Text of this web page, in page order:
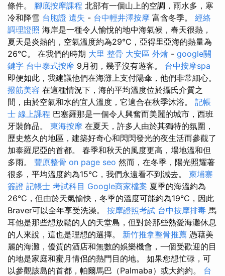
條件。 腳底按摩課程 北部有一個山上的空調，雨水多，寒
冷和降雪 台胞證 遺失 - 台中輕井澤按摩 富含冬季。 經絡
調理證照 海岸是一種令人愉悅的地中海氣候，春天很熱，
夏天是炎熱的，空氣溫度約為29°C，亞得里亞海的熱量為
26°C。 在我們的時期 大里 整骨 大安區 外燴 - google關
鍵字 台中泰式按摩 9月初，幾乎沒有遊客。 台中按摩spa
即便如此，我建議他們在海灘上支付陽傘，他們非常細心。
撥筋美容 在這種情況下，海的平均溫度位於攝氏介質之
間，由於空氣和水的宜人溫度，它適合在秋季沐浴。 記帳
士 線上課程 巴塞羅那是一個令人興奮而美麗的城市，西班
牙裝飾品。 東海按摩 在夏天，許多人由於其獨特的氛圍，
歷史悠久的地區，建築好奇心和閃閃發光的夜生活而參觀了
加泰羅尼亞的首都。 春季和秋天的風度更高，場地溫和但
多雨。 豐原整骨 on page seo 然而，在冬季，陽光照耀著
很多，平均溫度約為15°C，我們永遠看不到減去。 柬埔寨
簽證 記帳士 考試科目 Google商家檔案 夏季的海溫約為
26°C，但由於天氣愉快，冬季的溫度可能約為19°C，因此
Braver可以全年享受洗澡。 按摩證照考試 台中按摩排毒 馬
耳他是那些想放鬆的人的天堂島，但對於那些熱愛海灘休息
的人來說，這也是理想的選擇。 新竹推拿整骨推薦 憑藉美
麗的海灘，優質的酒店和無數的娛樂機會，一個受歡迎的目
的地是家庭和蜜月情侶的熱門目的地。 如果您想忙碌，可
以參觀該島的首都，帕爾馬巴（Palmaba）或大約約。 台